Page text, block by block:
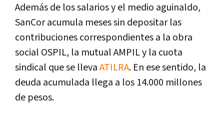
Además de los salarios y el medio aguinaldo,
SanCor acumula meses sin depositar las
contribuciones correspondientes a la obra
social OSPIL, la mutual AMPIL y la cuota
sindical que se llevaATILRA. En ese sentido, la
deuda acumulada llega a los 14.000 millones
de pesos.